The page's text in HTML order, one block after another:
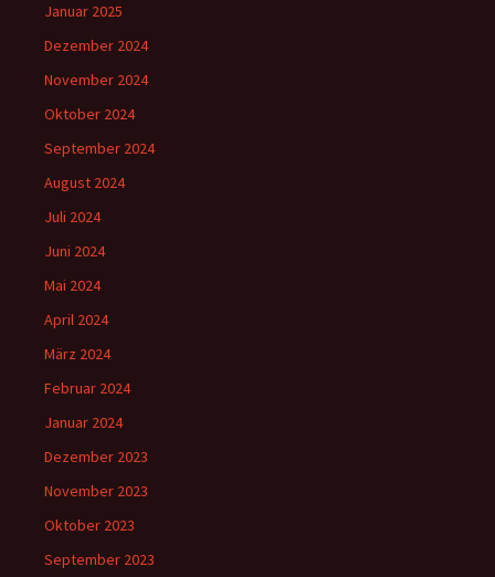
Januar 2025
Dezember 2024
November 2024
Oktober 2024
September 2024
August 2024
Juli 2024
Juni 2024
Mai 2024
April 2024
März 2024
Februar 2024
Januar 2024
Dezember 2023
November 2023
Oktober 2023
September 2023